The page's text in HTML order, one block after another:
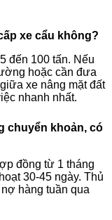
xe cẩu không?
đến 100 tấn. Nếu
hoặc cần đưa
xe nâng mặt đất
nhanh nhất.
chuyển khoản, có
đồng từ 1 tháng
30-45 ngày. Thủ
hàng tuần qua